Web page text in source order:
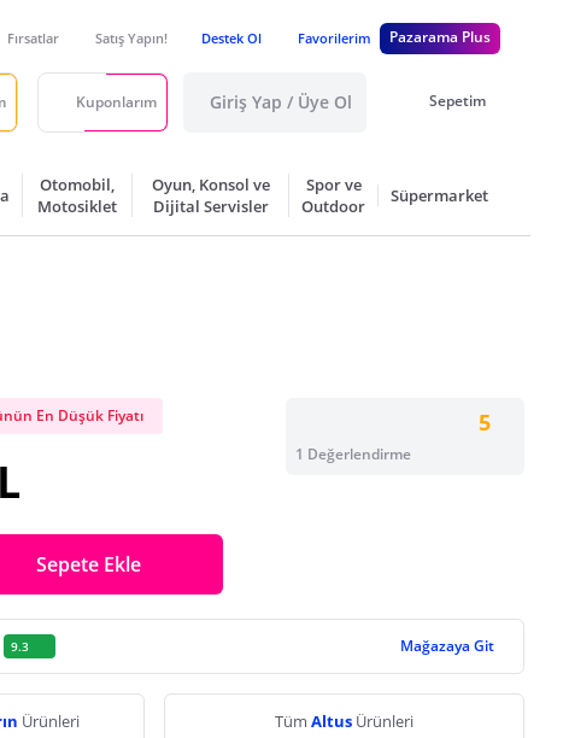
Fırsatlar Satış Yapın! Destek Ol Favorilerim Pazarama Plus
Kuponlarım Giriş Yap / Üye Ol Sepetim
Otomobil,
Motosiklet
Oyun, Konsol ve
Dijital Servisler
Spor ve
Outdoor
Süpermarket
En Düşük Fiyatı 5
1 Değerlendirme
Sepete Ekle
9.3 Mağazaya Git
Ürünleri Tüm Altus Ürünleri